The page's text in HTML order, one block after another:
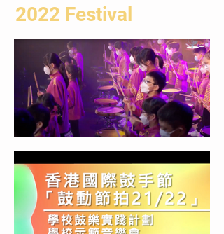
コンペティション
2023
第8回「香港国際ドラマーフ
ェスティバル」
日本と米国から2人の巨匠
ジャズフュージョンドラマー
の神保彰とスネアドラマーの
ジェフ・クイーンが7月に香
港で公演
第5回アジア太平洋ドラマー
コンペティションが明日の伝
説を育む
ラムセット カテゴリー (アジ
ア太平洋地域のすべてのドラ
マー - 12 歳以下が対象)
(APYJ)
🏆チャンピオン: リーガン・
レイナード・グナワン (東ジ
ャワ)
準優勝：翁培轩（福州市）
準優勝：李聪鹤（天津市）
カテゴリ 3: アジア パシフィ
ック プロフェッショナル ド
ラムセット部門 (アジア パシ
フィック オープンに参加可
能 - 年齢制限なし (APO)
2022 Festival